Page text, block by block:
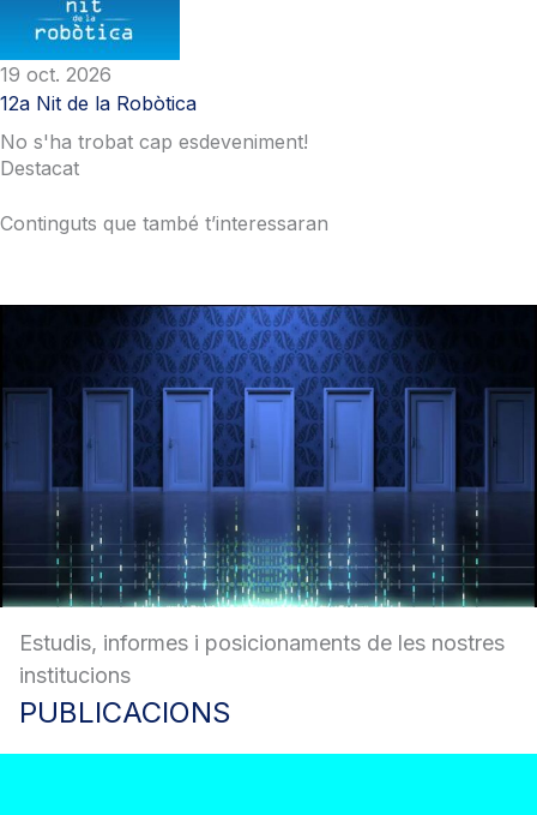
19 oct. 2026
12a Nit de la Robòtica
No s'ha trobat cap esdeveniment!
Destacat
Continguts que també t’interessaran
Estudis, informes i posicionaments de les nostres
institucions
PUBLICACIONS